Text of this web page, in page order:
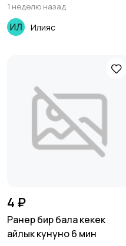
1 неделю назад
Илияс
4 ₽
Ранер бир бала кекек
айлык кунуно 6 мин